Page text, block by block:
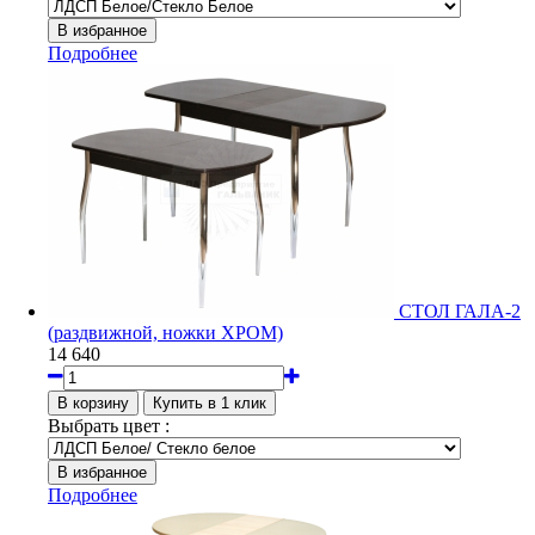
Подробнее
СТОЛ ГАЛА-2
(раздвижной, ножки ХРОМ)
14 640
Выбрать цвет :
Подробнее